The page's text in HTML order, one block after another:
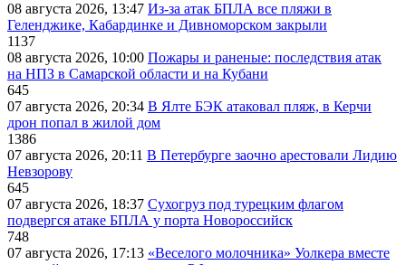
08 августа 2026, 13:47 Из-за атак БПЛА все пляжи в
Геленджике, Кабардинке и Дивноморском закрыли
1137
08 августа 2026, 10:00 Пожары и раненые: последствия атак
на НПЗ в Самарской области и на Кубани
645
07 августа 2026, 20:34 В Ялте БЭК атаковал пляж, в Керчи
дрон попал в жилой дом
1386
07 августа 2026, 20:11 В Петербурге заочно арестовали Лидию
Невзорову
645
07 августа 2026, 18:37 Сухогруз под турецким флагом
подвергся атаке БПЛА у порта Новороссийск
748
07 августа 2026, 17:13 «Веселого молочника» Уолкера вместе